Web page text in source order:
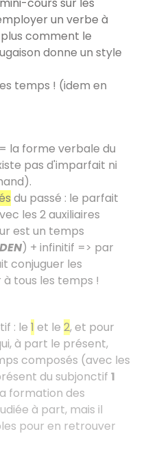
un verbe à
comment le
donne un style
temps ! (idem en
la forme verbale du
pas d'imparfait ni
du passé : le parfait
les 2 auxiliaires
est un temps
) + infinitif => par
conjuguer les
tous les temps !
: le 1 et le 2, et pour
à part le présent,
composés (avec les
du subjonctif 1
formation des
à part, mais il
pour en retrouver